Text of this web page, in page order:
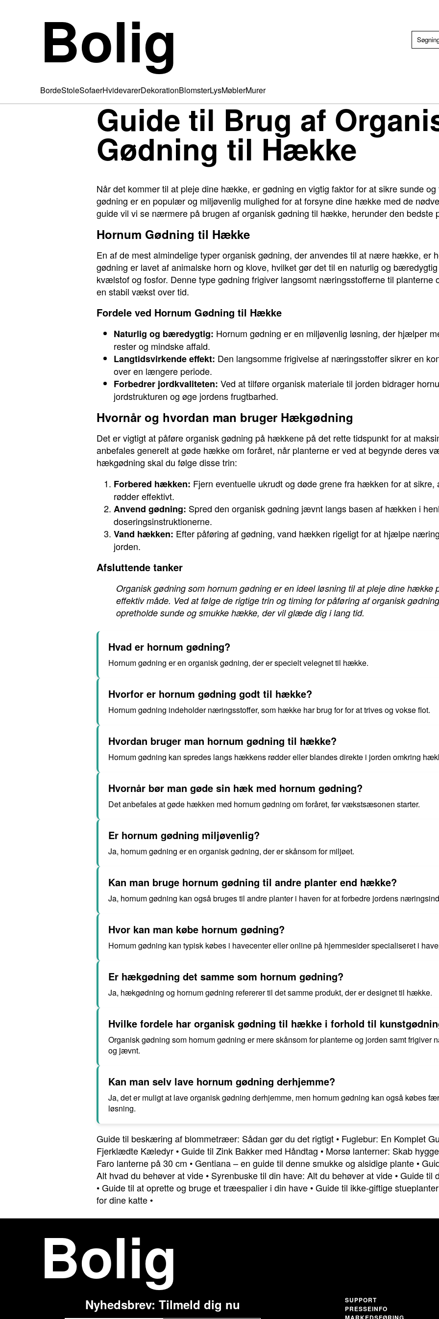
Bolig
BordeStoleSofaerHvidevarerDekorationBlomsterLysMøblerMurer
Guide til Brug af
Gødning til Hække
Når det kommer til at pleje dine hække, er gødning en vigtig faktor for at sikre sunde
gødning er en populær og miljøvenlig mulighed for at forsyne dine hække med de
guide vil vi se nærmere på brugen af organisk gødning til hække, herunder den bedste
Hornum Gødning til Hække
En af de mest almindelige typer organisk gødning, der anvendes til at nære hække, er
gødning er lavet af animalske horn og klove, hvilket gør det til en naturlig og
kvælstof og fosfor. Denne type gødning frigiver langsomt næringsstofferne til
en stabil vækst over tid.
Fordele ved Hornum Gødning til Hække
Naturlig og bæredygtig: Hornum gødning er en miljøvenlig løsning, der hjælper
rester og mindske affald.
Langtidsvirkende effekt: Den langsomme frigivelse af næringsstoffer sikrer en
over en længere periode.
Forbedrer jordkvaliteten: Ved at tilføre organisk materiale til jorden bidrager
jordstrukturen og øge jordens frugtbarhed.
Hvornår og hvordan man bruger Hækgødning
Det er vigtigt at påføre organisk gødning på hækkene på det rette tidspunkt for at
anbefales generelt at gøde hække om foråret, når planterne er ved at begynde deres
hækgødning skal du følge disse trin:
Forbered hækken: Fjern eventuelle ukrudt og døde grene fra hækken for at sikre,
rødder effektivt.
Anvend gødning: Spred den organisk gødning jævnt langs basen af hækken i
doseringsinstruktionerne.
Vand hækken: Efter påføring af gødning, vand hækken rigeligt for at hjælpe
jorden.
Afsluttende tanker
Organisk gødning som hornum gødning er en ideel løsning til at pleje dine hække
effektiv måde. Ved at følge de rigtige trin og timing for påføring af organisk
opretholde sunde og smukke hække, der vil glæde dig i lang tid.
Hvad er hornum gødning?
Hornum gødning er en organisk gødning, der er specielt velegnet til hække.
Hvorfor er hornum gødning godt til hække?
Hornum gødning indeholder næringsstoffer, som hække har brug for for at trives og vokse flot.
Hvordan bruger man hornum gødning til hække?
Hornum gødning kan spredes langs hækkens rødder eller blandes direkte i jorden omkring
Hvornår bør man gøde sin hæk med hornum gødning?
Det anbefales at gøde hækken med hornum gødning om foråret, før vækstsæsonen starter.
Er hornum gødning miljøvenlig?
Ja, hornum gødning er en organisk gødning, der er skånsom for miljøet.
Kan man bruge hornum gødning til andre planter end hække?
Ja, hornum gødning kan også bruges til andre planter i haven for at forbedre jordens
Hvor kan man købe hornum gødning?
Hornum gødning kan typisk købes i havecenter eller online på hjemmesider specialiseret i
Er hækgødning det samme som hornum gødning?
Ja, hækgødning og hornum gødning refererer til det samme produkt, der er designet til hække.
Hvilke fordele har organisk gødning til hække i forhold til
Organisk gødning som hornum gødning er mere skånsom for planterne og jorden samt frigiver
og jævnt.
Kan man selv lave hornum gødning derhjemme?
Ja, det er muligt at lave organisk gødning derhjemme, men hornum gødning kan også købes
løsning.
Guide til beskæring af blommetræer: Sådan gør du det rigtigt • Fuglebur: En Komplet
Fjerklædte Kæledyr •Guide til Zink Bakker med Håndtag • Morsø lanterner: Skab
Faro lanterne på 30 cm •Gentiana – en guide til denne smukke og alsidige plante •
Alt hvad du behøver at vide • Syrenbuske til din have: Alt du behøver at vide •Guide til
•Guide til at oprette og bruge et træespalier i din have •Guide til ikke-giftige
for dine katte •
Bolig
Nyhedsbrev: Tilmeld dig nu
SUPPORT
PRESSEINFO